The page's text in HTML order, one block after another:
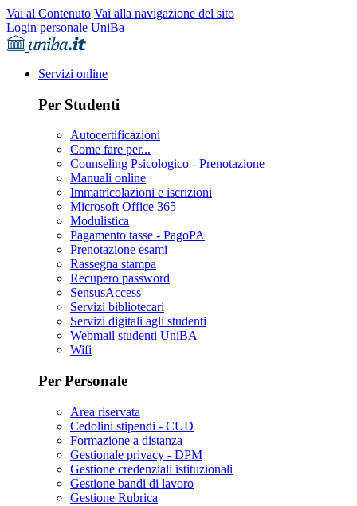
Vai al Contenuto Vai alla navigazione del sito
Login personale UniBa
Servizi online
Per Studenti
Autocertificazioni
Come fare per...
Counseling Psicologico - Prenotazione
Manuali online
Immatricolazioni e iscrizioni
Microsoft Office 365
Modulistica
Pagamento tasse - PagoPA
Prenotazione esami
Rassegna stampa
Recupero password
SensusAccess
Servizi bibliotecari
Servizi digitali agli studenti
Webmail studenti UniBA
Wifi
Per Personale
Area riservata
Cedolini stipendi - CUD
Formazione a distanza
Gestionale privacy - DPM
Gestione credenziali istituzionali
Gestione bandi di lavoro
Gestione Rubrica